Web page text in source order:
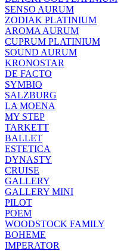
SENSO AURUM
ZODIAK PLATINIUM
AROMA AURUM
CUPRUM PLATINIUM
SOUND AURUM
KRONOSTAR
DE FACTO
SYMBIO
SALZBURG
LA MOENA
MY STEP
TARKETT
BALLET
ESTETICA
DYNASTY
CRUISE
GALLERY
GALLERY MINI
PILOT
POEM
WOODSTOCK FAMILY
BOHEME
IMPERATOR